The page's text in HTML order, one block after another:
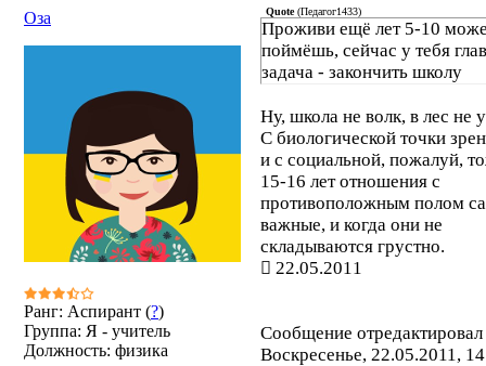
Оза
Ранг: Аспирант (?)
Группа: Я - учитель
Должность: физика
Quote(Педагог1433)
Проживи ещё лет 5-10
поймёшь, сейчас у тебя
задача - закончить школу
Ну, школа не волк, в лес не
С биологической точки
и с социальной, пожалуй,
15-16 лет отношения с
противоположным полом
важные, и когда они не
складываются грустно.
22.05.2011
Сообщение отредактировал
Воскресенье, 22.05.2011,